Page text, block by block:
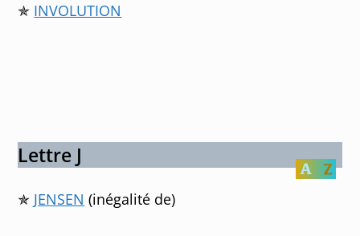
✯ INVOLUTION
Lettre J
✯ JENSEN (inégalité de)